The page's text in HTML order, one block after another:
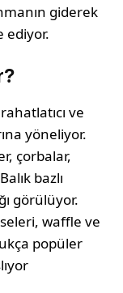
giderek
ediyor.
ve
yöneliyor.
çorbalar,
bazlı
görülüyor.
waffle ve
popüler